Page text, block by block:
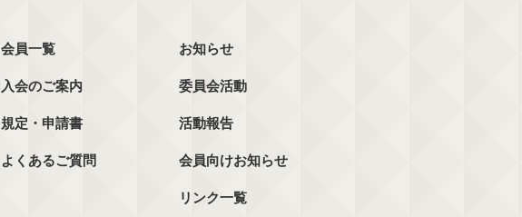
会員一覧
入会のご案内
規定・申請書
よくあるご質問
お知らせ
委員会活動
活動報告
会員向けお知らせ
リンク一覧